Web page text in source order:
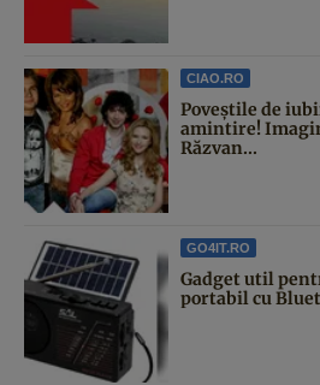
CIAO.RO
Poveştile de
amintire!
Răzvan...
GO4IT.RO
Gadget util
portabil cu